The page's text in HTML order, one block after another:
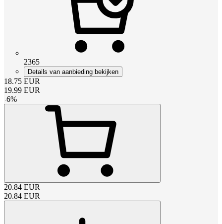
2365
Details van aanbieding bekijken
18.75 EUR
19.99 EUR
-6%
20.84 EUR
20.84 EUR